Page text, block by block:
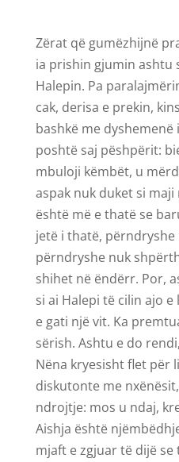
Zërat që gumëzhijnë
ia prishin gjumin ashtu
Halepin. Pa
cak, derisa e prekin,
bashkë me
poshtë saj pëshpërit:
mbuloji këmbët, u
aspak nuk duket si
është më e thatë se
jetë i thatë,
përndryshe nuk
shihet në ëndërr. Por,
si ai Halepi të cilin ajo
e gati një vit. Ka
sërish. Ashtu e do
Nëna kryesisht flet për
diskutonte me
ndrojtje: mos u ndaj,
Aishja është
mjaft e zgjuar të dijë